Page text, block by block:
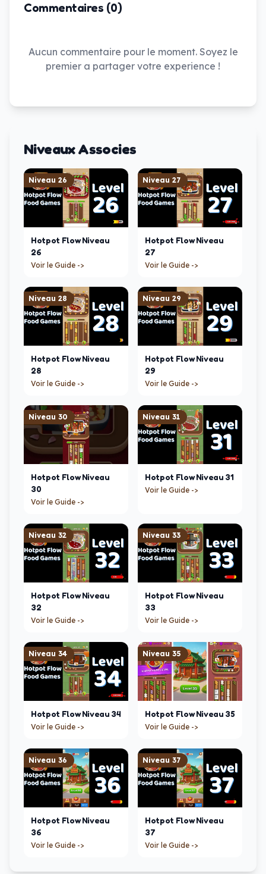
Commentaires (0)
Aucun commentaire pour le moment. Soyez le
premier a partager votre experience !
Niveaux Associes
Niveau 26
Hotpot Flow Niveau
26
Voir le Guide ->
Niveau 27
Hotpot Flow Niveau
27
Voir le Guide ->
Niveau 28
Hotpot Flow Niveau
28
Voir le Guide ->
Niveau 29
Hotpot Flow Niveau
29
Voir le Guide ->
Niveau 30
Hotpot Flow Niveau
30
Voir le Guide ->
Niveau 31
Hotpot Flow Niveau 31
Voir le Guide ->
Niveau 32
Hotpot Flow Niveau
32
Voir le Guide ->
Niveau 33
Hotpot Flow Niveau
33
Voir le Guide ->
Niveau 34
Hotpot Flow Niveau 34
Voir le Guide ->
Niveau 35
Hotpot Flow Niveau 35
Voir le Guide ->
Niveau 36
Hotpot Flow Niveau
36
Voir le Guide ->
Niveau 37
Hotpot Flow Niveau
37
Voir le Guide ->